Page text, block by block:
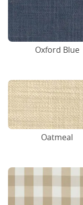
Oxford Blue
Oatmeal